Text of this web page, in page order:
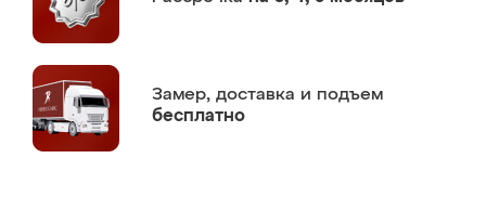
Замер, доставка и подъем
бесплатно